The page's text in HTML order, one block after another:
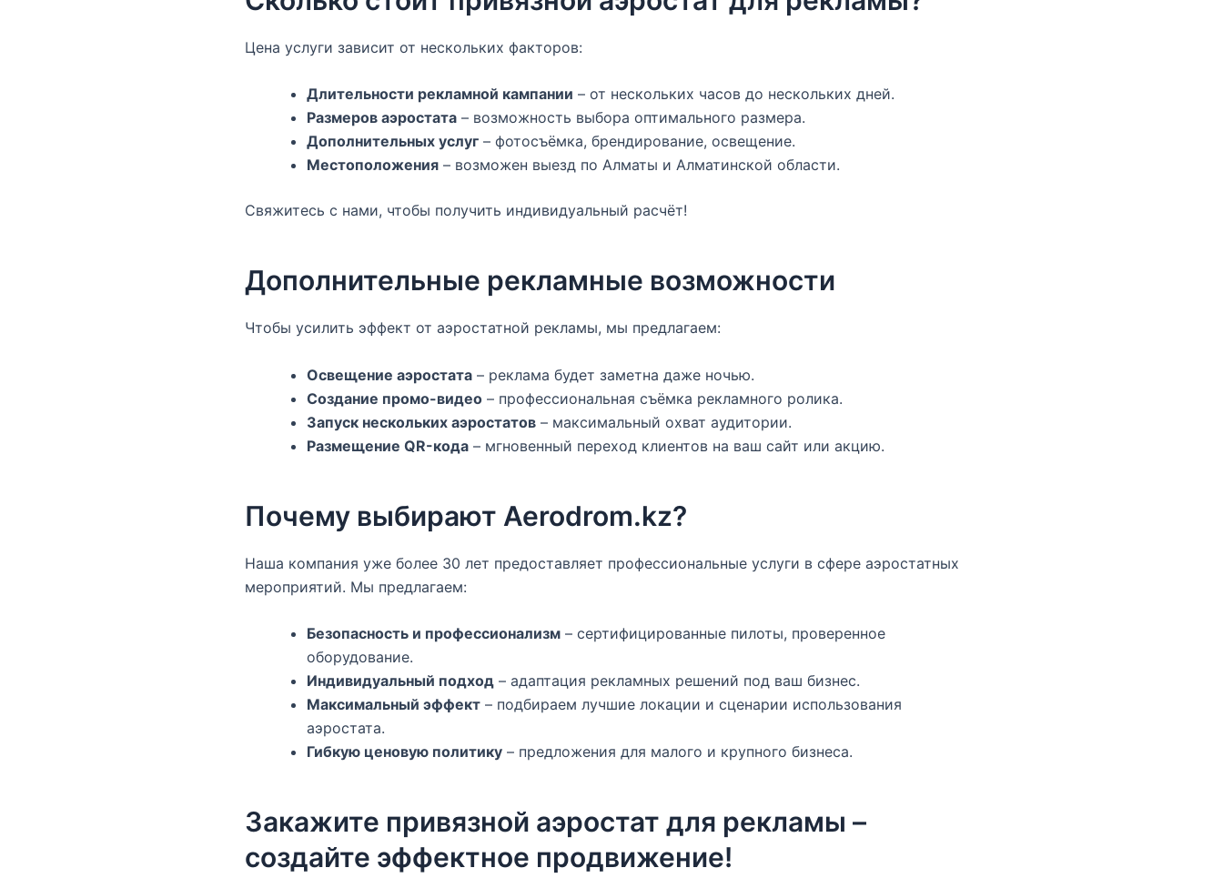
Цена услуги зависит от нескольких факторов:
Длительности рекламной кампании – от нескольких часов до нескольких дней.
Размеров аэростата– возможность выбора оптимального размера.
Дополнительных услуг– фотосъёмка, брендирование, освещение.
Местоположения– возможен выезд по Алматы и Алматинской области.
Свяжитесь с нами, чтобы получить индивидуальный расчёт!
Дополнительные рекламные возможности
Чтобы усилить эффект от аэростатной рекламы, мы предлагаем:
Освещение аэростата– реклама будет заметна даже ночью.
Создание промо-видео– профессиональная съёмка рекламного ролика.
Запуск нескольких аэростатов– максимальный охват аудитории.
Размещение QR-кода– мгновенный переход клиентов на ваш сайт или акцию.
Почему выбирают Aerodrom.kz?
Наша компания уже более 30 лет предоставляет профессиональные услуги в сфере аэростатных
мероприятий. Мы предлагаем:
Безопасность и профессионализм– сертифицированные пилоты, проверенное
оборудование.
Индивидуальный подход– адаптация рекламных решений под ваш бизнес.
Максимальный эффект– подбираем лучшие локации и сценарии использования
аэростата.
Гибкую ценовую политику– предложения для малого и крупного бизнеса.
Закажите привязной аэростат для рекламы –
создайте эффектное продвижение!